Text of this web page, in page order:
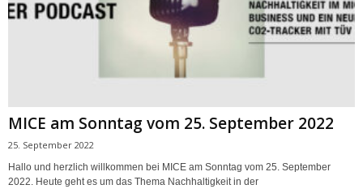
MICE am Sonntag vom 25. September 2022
25. September 2022
Hallo und herzlich willkommen bei MICE am Sonntag vom 25. September
2022. Heute geht es um das Thema Nachhaltigkeit in der